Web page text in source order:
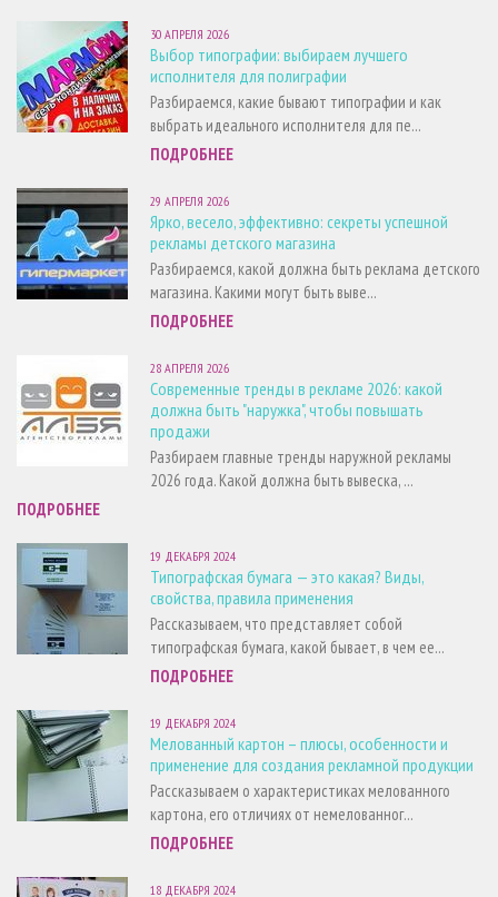
30 АПРЕЛЯ 2026
Выбор типографии: выбираем лучшего
исполнителя для полиграфии
Разбираемся, какие бывают типографии и как
выбрать идеального исполнителя для пе...
ПОДРОБНЕЕ
29 АПРЕЛЯ 2026
Ярко, весело, эффективно: секреты успешной
рекламы детского магазина
Разбираемся, какой должна быть реклама детского
магазина. Какими могут быть выве...
ПОДРОБНЕЕ
28 АПРЕЛЯ 2026
Современные тренды в рекламе 2026: какой
должна быть "наружка", чтобы повышать
продажи
Разбираем главные тренды наружной рекламы
2026 года. Какой должна быть вывеска, ...
ПОДРОБНЕЕ
19 ДЕКАБРЯ 2024
Типографская бумага — это какая? Виды,
свойства, правила применения
Рассказываем, что представляет собой
типографская бумага, какой бывает, в чем ее...
ПОДРОБНЕЕ
19 ДЕКАБРЯ 2024
Мелованный картон – плюсы, особенности и
применение для создания рекламной продукции
Рассказываем о характеристиках мелованного
картона, его отличиях от немелованног...
ПОДРОБНЕЕ
18 ДЕКАБРЯ 2024